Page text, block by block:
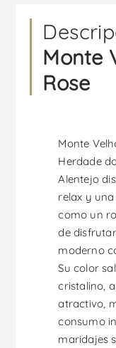
Monte
Rose
Monte
Herdade
Alentejo
relax y
como un
de
moderno
Su color
cristalino,
atractivo,
consumo
maridajes